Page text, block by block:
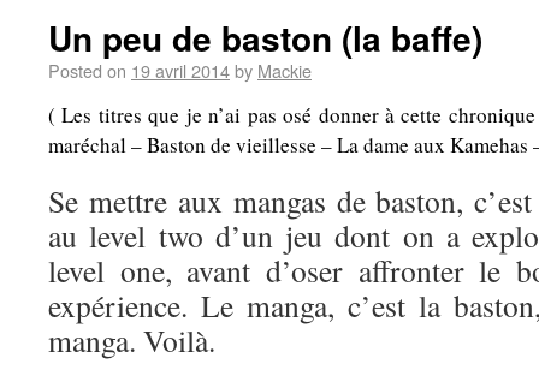
Un peu de baston (la baffe)
Posted on 19 avril 2014by Mackie
( Les titres que je n’ai pas osé donner à cette
maréchal – Baston de vieillesse – La dame aux
Se mettre aux mangas de baston,
au level two d’un jeu dont on a
level one, avant d’oser affronter le
expérience. Le manga, c’est la
manga. Voilà.